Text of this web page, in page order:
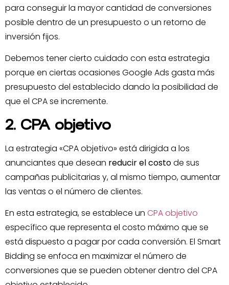
para conseguir la mayor cantidad de conversiones
posible dentro de un presupuesto o un retorno de
inversión fijos.
Debemos tener cierto cuidado con esta estrategia
porque en ciertas ocasiones Google Ads gasta más
presupuesto del establecido dando la posibilidad de
que el CPA se incremente.
2. CPA objetivo
La estrategia «CPA objetivo» está dirigida a los
anunciantes que desean reducir el costode sus
campañas publicitarias y, al mismo tiempo, aumentar
las ventas o el número de clientes.
En esta estrategia, se establece un CPA objetivo
específico que representa el costo máximo que se
está dispuesto a pagar por cada conversión. El Smart
Bidding se enfoca en maximizar el número de
conversiones que se pueden obtener dentro del CPA